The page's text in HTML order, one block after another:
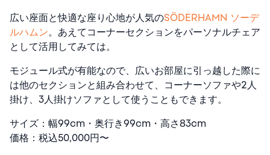
広い座面と快適な座り心地が人気のSÖDERHAMN ソーデ
ルハムン。あえてコーナーセクションをパーソナルチェア
として活用してみては。
モジュール式が有能なので、広いお部屋に引っ越した際に
は他のセクションと組み合わせて、コーナーソファや2人
掛け、3人掛けソファとして使うこともできます。
サイズ：幅99cm・奥行き99cm・高さ83cm
価格：税込50,000円〜